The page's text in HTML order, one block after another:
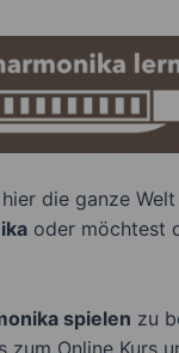
die ganze
oder möchtest
spielen zu